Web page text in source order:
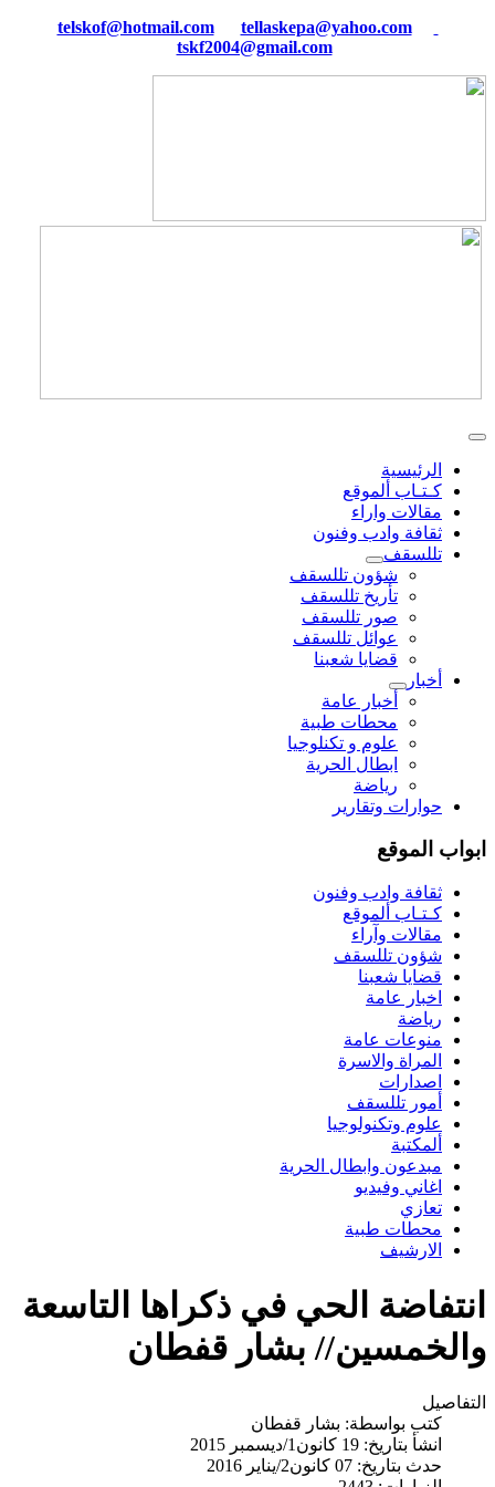
tellaskepa@yahoo.com
tskf2004@gmail.com
الرئيسية
كـتـاب ألموقع
مقالات واراء
ثقافة وادب وفنون
تللسقف
شؤون تللسقف
تأريخ تللسقف
صور تللسقف
عوائل تللسقف
قضايا شعبنا
أخبار
أخبار عامة
محطات طبية
علوم و تکنلوجیا
ابطال الحرية
رياضة
حوارات وتقارير
ابواب الموقع
ثقافة وادب وفنون
كـتـاب ألموقع
مقالات وآراء
شؤون تللسقف
قضايا شعبنا
اخبار عامة
رياضة
منوعات عامة
المراة والاسرة
اصدارات
أمور تللسقف
علوم وتكنولوجيا
ألمكتبة
مبدعون وابطال الحرية
اغاني وفيديو
تعازي
محطات طبية
الارشيف
انتفاضة الحي في ذكراها التاسعة
والخمسين// بشار قفطان
التفاصيل
كتب بواسطة: بشار قفطان
انشأ بتاريخ: 19 كانون1/ديسمبر 2015
حدث بتاريخ: 07 كانون2/يناير 2016